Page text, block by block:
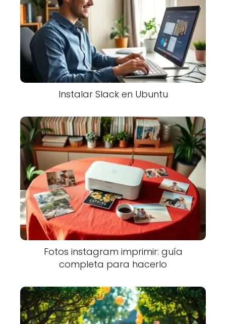
Instalar Slack en Ubuntu
Fotos instagram imprimir: guía
completa para hacerlo